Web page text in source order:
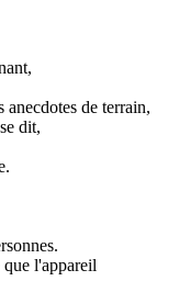
de terrain,
dit,
l'appareil